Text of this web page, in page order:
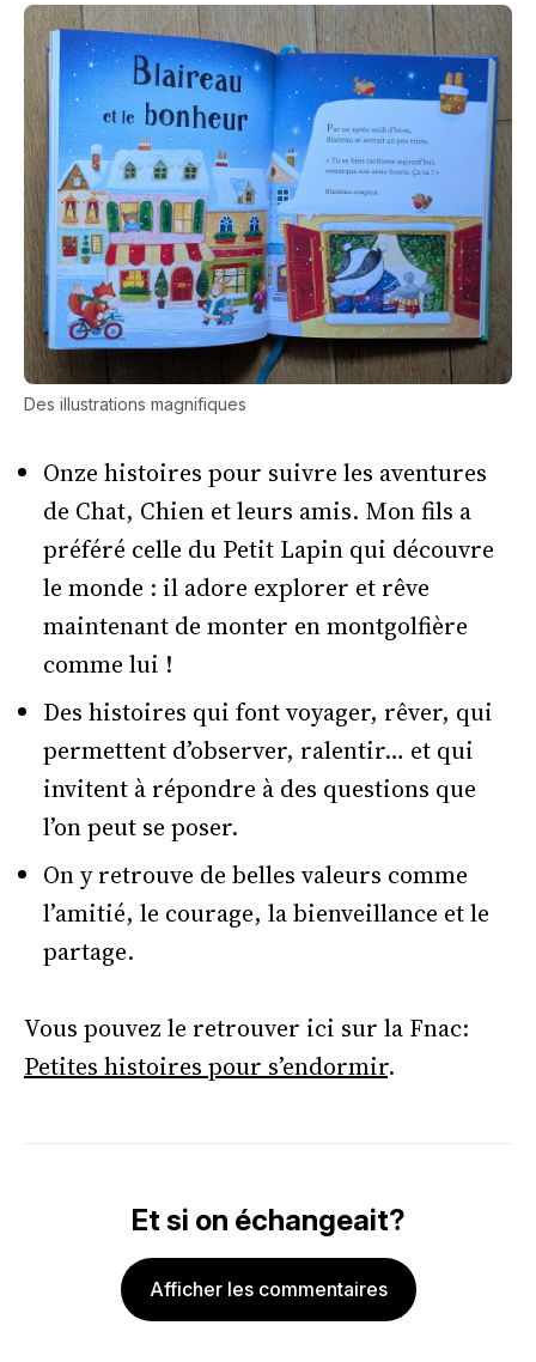
Des illustrations magnifiques
Onze histoires pour suivre les aventures
de Chat, Chien et leurs amis. Mon fils a
préféré celle du Petit Lapin qui découvre
le monde : il adore explorer et rêve
maintenant de monter en montgolfière
comme lui !
Des histoires qui font voyager, rêver, qui
permettent d’observer, ralentir… et qui
invitent à répondre à des questions que
l’on peut se poser.
On y retrouve de belles valeurs comme
l’amitié, le courage, la bienveillance et le
partage.
Vous pouvez le retrouver ici sur la Fnac:
Petites histoires pour s’endormir.
Et si on échangeait?
Afficher les commentaires